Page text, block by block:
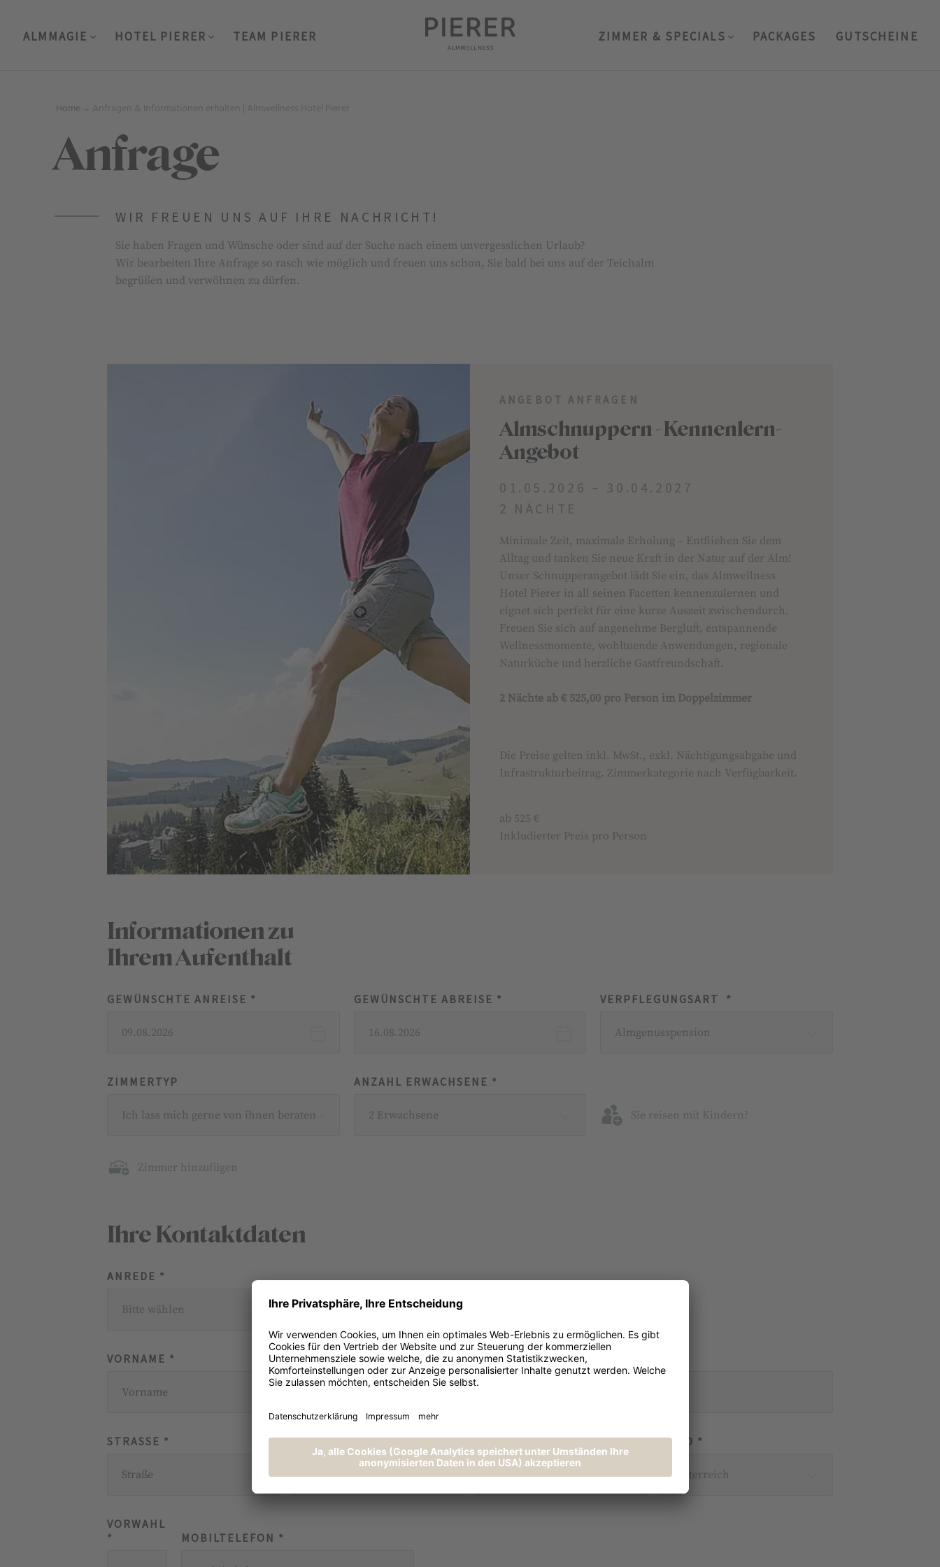
ALMMAGIE HOTEL PIERER TEAM PIERER ZIMMER & SPECIALS PACKAGES GUTSCHEINE
Home
Anfrage
WIR FREUEN UNS AUF IHRE NACHRICHT!
Sie haben Fragen und Wünsche oder sind auf der Suche nach einem unvergesslichen Urlaub?
Wir bearbeiten Ihre Anfrage so rasch wie möglich und freuen uns schon, Sie bald bei uns auf der Teichalm
begrüßen und verwöhnen zu dürfen.
ANGEBOT ANFRAGEN
Almschnuppern - Kennenlern-
Angebot
01.05.2026 – 30.04.2027
2 NÄCHTE
Minimale Zeit, maximale Erholung – Entfliehen Sie dem
Alltag und tanken Sie neue Kraft in der Natur auf der Alm!
Unser Schnupperangebot lädt Sie ein, das Almwellness
Hotel Pierer in all seinen Facetten kennenzulernen und
eignet sich perfekt für eine kurze Auszeit zwischendurch.
Freuen Sie sich auf angenehme Bergluft, entspannende
Wellnessmomente, wohltuende Anwendungen, regionale
Naturküche und herzliche Gastfreundschaft.
2 Nächte ab € 525,00 pro Person im Doppelzimmer
Die Preise gelten inkl. MwSt., exkl. Nächtigungsabgabe und
Infrastrukturbeitrag. Zimmerkategorie nach Verfügbarkeit.
ab 525 €
Inkludierter Preis pro Person
Informationen zu
Ihrem Aufenthalt
GEWÜNSCHTE ANREISE *
09.08.2026
GEWÜNSCHTE ABREISE *
16.08.2026
VERPFLEGUNGSART *
Almgenusspension
ZIMMERTYP
Ich lass mich gerne von ihnen beraten
ANZAHL ERWACHSENE *
2 Erwachsene Sie reisen mit Kindern?
Zimmer hinzufügen
Ihre Kontaktdaten
ANREDE *
Bitte wählen
VORNAME * NACHNAME *
STRASSE * PLZ * ORT * LAND *
Österreich
VORWAHL
*
MOBILTELEFON *